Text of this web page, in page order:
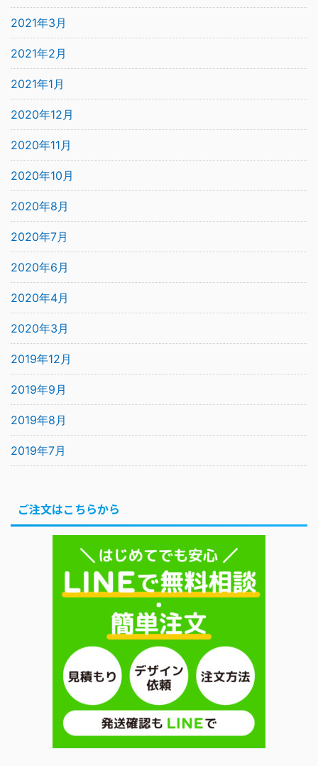
2021年3月
2021年2月
2021年1月
2020年12月
2020年11月
2020年10月
2020年8月
2020年7月
2020年6月
2020年4月
2020年3月
2019年12月
2019年9月
2019年8月
2019年7月
ご注文はこちらから